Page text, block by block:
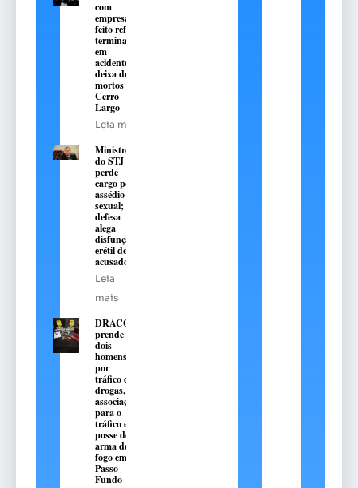
com
empresário
feito refém
termina
em
acidente e
deixa dois
mortos em
Cerro
Largo
Leia mais
Ministro
do STJ
perde
cargo por
assédio
sexual;
defesa
alega
disfunção
erétil do
acusado
Leia
mais
DRACO
prende
dois
homens
por
tráfico de
drogas,
associação
para o
tráfico e
posse de
arma de
fogo em
Passo
Fundo